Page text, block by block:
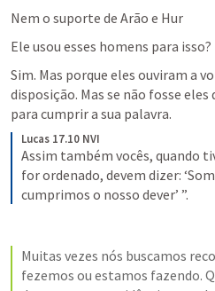
Nem o suporte de Arão e Hur
Ele usou esses homens para isso?
Sim. Mas porque eles ouviram a
disposição. Mas se não fosse
para cumprir a sua palavra.
Lucas 17.10 NVI
Assim também vocês, quando
for ordenado, devem dizer:
cumprimos o nosso dever’ ”.
Muitas vezes nós buscamos
fezemos ou estamos fazendo.